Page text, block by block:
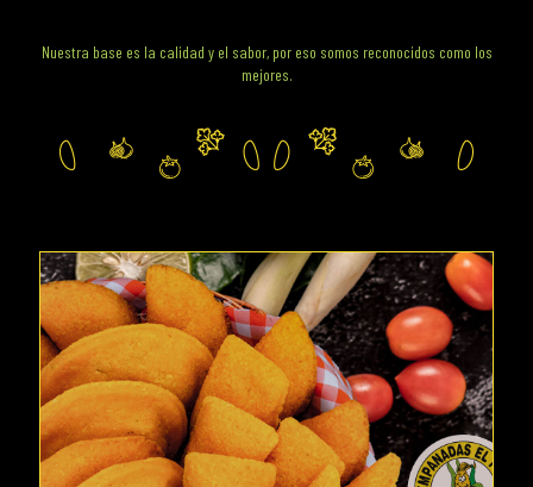
Nuestra base es la calidad y el sabor, por eso somos reconocidos como los
mejores.